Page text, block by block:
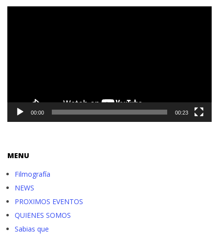
00:00 00:23
MENU
Filmografía
NEWS
PROXIMOS EVENTOS
QUIENES SOMOS
Sabias que